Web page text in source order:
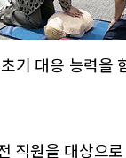
기 대응 능력을
직원을 대상